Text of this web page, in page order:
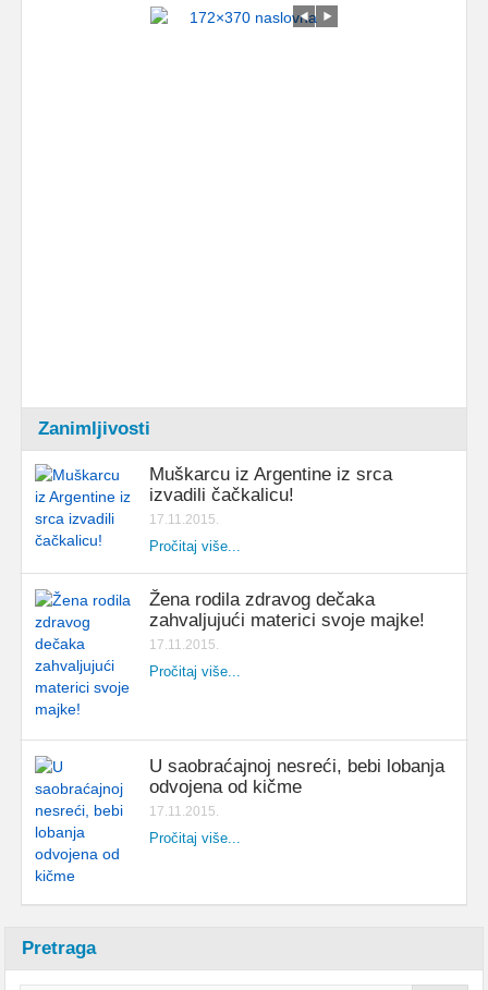
Zanimljivosti
Muškarcu iz Argentine iz srca
izvadili čačkalicu!
17.11.2015.
Pročitaj više...
Žena rodila zdravog dečaka
zahvaljujući materici svoje majke!
17.11.2015.
Pročitaj više...
U saobraćajnoj nesreći, bebi lobanja
odvojena od kičme
17.11.2015.
Pročitaj više...
Pretraga